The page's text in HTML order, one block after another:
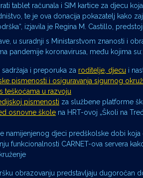
tablet računala i SIM kartice za djecu
te je ova donacija pokazatelj kako
izjavila je Regina M. Castillo,
u suradnji s Ministarstvom znanosti i
pandemije koronavirusa, među kojima su:
i preporuka za roditelje, djecu i
pismenosti i osiguravanja sigurnog
teškoćama u razvoju
pismenosti za službene platforme
osnovne škole na HRT-ovoj „Školi na
namijenjenog djeci predškolske dobi
funkcionalnosti CARNET-ova servera
obrazovanju predstavljaju dugoročan